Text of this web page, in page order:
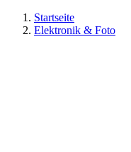
Startseite
Elektronik & Foto